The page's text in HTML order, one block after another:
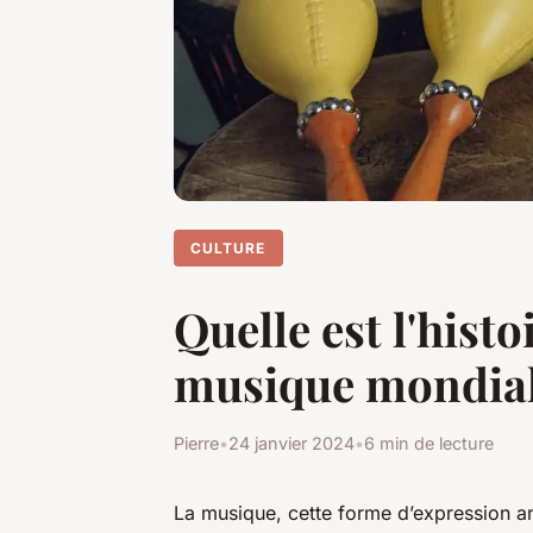
CULTURE
Quelle est
musique
Pierre•24 janvier 2024•6 min de lecture
La musique, cette forme d’expression